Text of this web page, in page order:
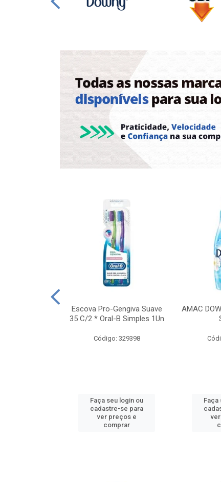
Escova Pro-Gengiva Suave
35 C/2 * Oral-B Simples 1Un
Código: 329398
Faça seu login ou
cadastre-se para
ver preços e
comprar
AMAC
Faça